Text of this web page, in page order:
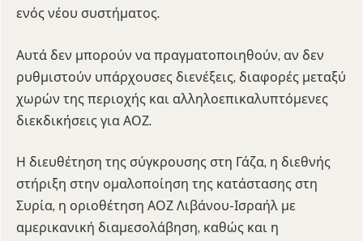
ενός νέου συστήματος.
Αυτά δεν μπορούν να πραγματοποιηθούν, αν δεν
ρυθμιστούν υπάρχουσες διενέξεις, διαφορές μεταξύ
χωρών της περιοχής και αλληλοεπικαλυπτόμενες
διεκδικήσεις για ΑΟΖ.
Η διευθέτηση της σύγκρουσης στη Γάζα, η διεθνής
στήριξη στην ομαλοποίηση της κατάστασης στη
Συρία, η οριοθέτηση ΑΟΖ Λιβάνου-Ισραήλ με
αμερικανική διαμεσολάβηση, καθώς και η